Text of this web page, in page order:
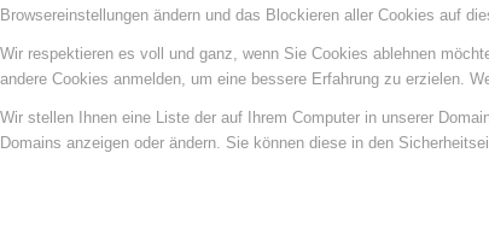
Browsereinstellungen ändern und das Blockieren aller Cookies auf
Wir respektieren es voll und ganz, wenn Sie Cookies ablehnen
andere Cookies anmelden, um eine bessere Erfahrung zu erzielen.
Wir stellen Ihnen eine Liste der auf Ihrem Computer in unserer
Domains anzeigen oder ändern. Sie können diese in den